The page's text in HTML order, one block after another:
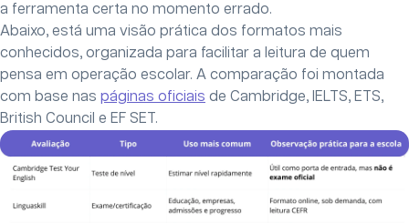
a ferramenta certa no momento errado.
Abaixo, está uma visão prática dos formatos mais
conhecidos, organizada para facilitar a leitura de quem
pensa em operação escolar. A comparação foi montada
com base nas páginas oficiais de Cambridge, IELTS, ETS,
British Council e EF SET.